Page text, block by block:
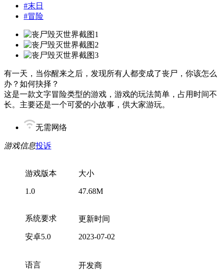
#末日
#冒险
有一天，当你醒来之后，发现所有人都变成了丧尸，你该怎么
办？如何抉择？
这是一款文字冒险类型的游戏，游戏的玩法简单，占用时间不
长。主要还是一个可爱的小故事，供大家游玩。
无需网络
游戏信息投诉
游戏版本
1.0
大小
47.68M
系统要求
安卓5.0
更新时间
2023-07-02
语言 开发商